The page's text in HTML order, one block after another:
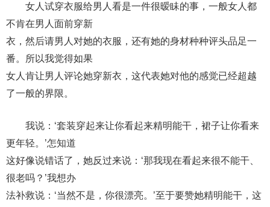
女人试穿衣服给男人看是一件很暧眛的事，一般女人都
不肯在男人面前穿新
衣，然后请男人对她的衣服，还有她的身材种种评头品足一
番。所以我觉得如果
女人肯让男人评论她穿新衣，这代表她对他的感觉已经超越
了一般的界限。
我说：‘套装穿起来让你看起来精明能干，裙子让你看来
更年轻。’怎知道
这好像说错话了，她反过来说：‘那我现在看起来很不能干、
很老吗？’我想办
法补救说：‘当然不是，你很漂亮。’至于要赞她精明能干，这